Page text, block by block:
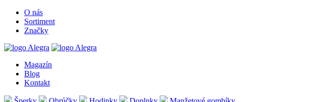
O nás
Sortiment
Značky
Magazín
Blog
Kontakt